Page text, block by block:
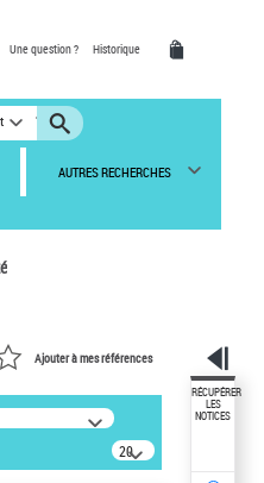
Une question ? Historique
AUTRES RECHERCHES
Ajouter à mes références
20
résultats/page
RÉCUPÉRER
LES
NOTICES